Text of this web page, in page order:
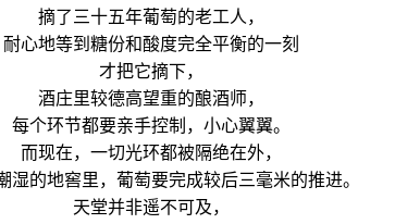
摘了三十五年葡萄的老工人，
耐心地等到糖份和酸度完全平衡的一刻
才把它摘下，
酒庄里较德高望重的酿酒师，
每个环节都要亲手控制，小心翼翼。
而现在，一切光环都被隔绝在外，
湿的地窖里，葡萄要完成较后三毫米的推进。
天堂并非遥不可及，